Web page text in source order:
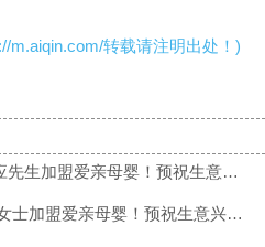
m.aiqin.com/转载请注明出处！)
上一篇：热烈庆祝安徽芜湖应先生加盟爱亲母婴！预祝生意兴隆！
下一章:热烈庆祝陕西榆林高女士加盟爱亲母婴！预祝生意兴隆！